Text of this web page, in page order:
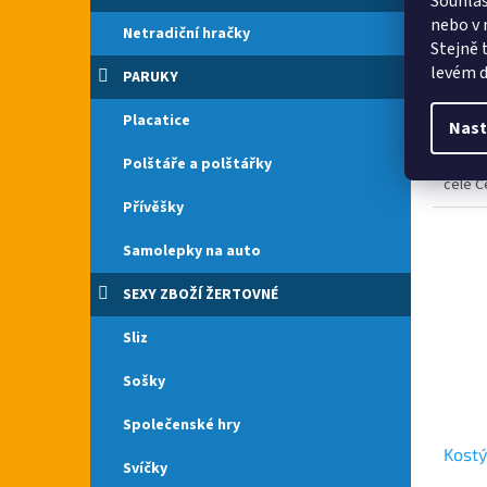
nebo v
Stejně
levém
Netradiční hračky
PARUKY
Placatice
Polštáře a polštářky
Přívěšky
Samolepky na auto
SEXY ZBOŽÍ ŽERTOVNÉ
Sliz
Sošky
Společenské hry
Svíčky
je
5,0
139
Máte
celé